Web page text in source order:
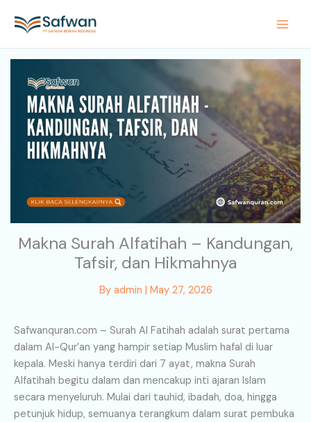
Makna Surah Alfatihah – Kandungan,
Tafsir, dan Hikmahnya
By admin | May 27, 2026
Safwanquran.com – Surah Al Fatihah adalah surat pertama
dalam Al-Qur’an yang hampir setiap Muslim hafal di luar
kepala. Meski hanya terdiri dari 7 ayat, makna Surah
Alfatihah begitu dalam dan mencakup inti ajaran Islam
secara menyeluruh. Mulai dari tauhid, ibadah, doa, hingga
petunjuk hidup, semuanya terangkum dalam surat pembuka